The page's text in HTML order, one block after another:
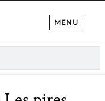
MENU